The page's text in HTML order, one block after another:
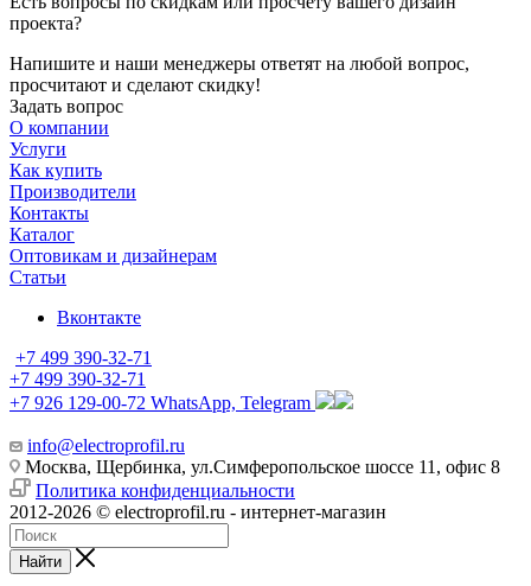
проекта?
Напишите и наши менеджеры ответят на любой вопрос,
просчитают и сделают скидку!
Задать вопрос
О компании
Услуги
Как купить
Производители
Контакты
Каталог
Оптовикам и дизайнерам
Статьи
Вконтакте
+7 499 390-32-71
+7 499 390-32-71
+7 926 129-00-72 WhatsApp, Telegram
info@electroprofil.ru
Москва, Щербинка, ул.Симферопольское шоссе 11, офис 8
Политика конфиденциальности
2012-2026 © electroprofil.ru - интернет-магазин
Найти